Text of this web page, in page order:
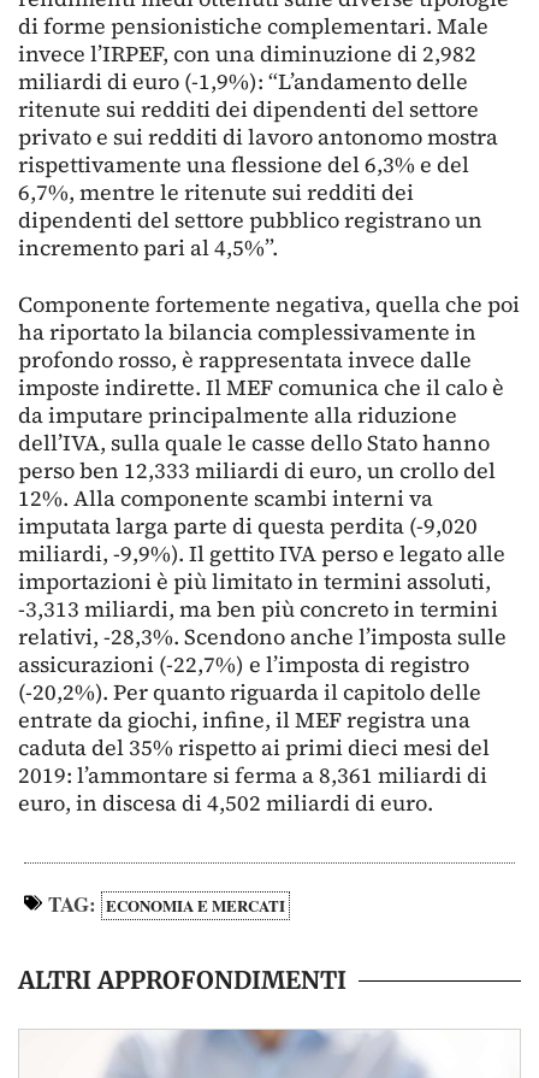
di forme pensionistiche complementari. Male
invece l’IRPEF, con una diminuzione di 2,982
miliardi di euro (-1,9%): “L’andamento delle
ritenute sui redditi dei dipendenti del settore
privato e sui redditi di lavoro antonomo mostra
rispettivamente una flessione del 6,3% e del
6,7%, mentre le ritenute sui redditi dei
dipendenti del settore pubblico registrano un
incremento pari al 4,5%”.
Componente fortemente negativa, quella che poi
ha riportato la bilancia complessivamente in
profondo rosso, è rappresentata invece dalle
imposte indirette. Il MEF comunica che il calo è
da imputare principalmente alla riduzione
dell’IVA, sulla quale le casse dello Stato hanno
perso ben 12,333 miliardi di euro, un crollo del
12%. Alla componente scambi interni va
imputata larga parte di questa perdita (-9,020
miliardi, -9,9%). Il gettito IVA perso e legato alle
importazioni è più limitato in termini assoluti,
-3,313 miliardi, ma ben più concreto in termini
relativi, -28,3%. Scendono anche l’imposta sulle
assicurazioni (-22,7%) e l’imposta di registro
(-20,2%). Per quanto riguarda il capitolo delle
entrate da giochi, infine, il MEF registra una
caduta del 35% rispetto ai primi dieci mesi del
2019: l’ammontare si ferma a 8,361 miliardi di
euro, in discesa di 4,502 miliardi di euro.
TAG: ECONOMIA E MERCATI
ALTRI APPROFONDIMENTI